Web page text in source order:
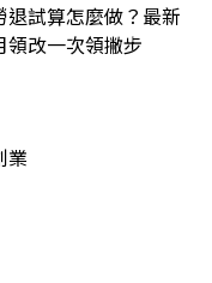
試算怎麼做？最新
改一次領撇步
業